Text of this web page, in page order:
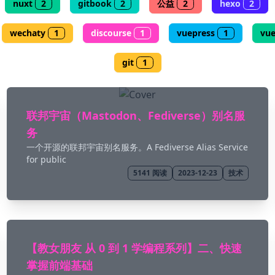
nuxt 2 gitbook 2 公益 2 hexo 2
wechaty 1 discourse 1 vuepress 1 vue
git 1
联邦宇宙（Mastodon、Fediverse）别名服
务
一个开源的联邦宇宙别名服务。A Fediverse Alias Service
for public
5141 阅读 2023-12-23 技术
【教女朋友 从 0 到 1 学编程系列】二、快速
掌握前端基础